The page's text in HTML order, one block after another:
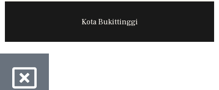
Kota Bukittinggi